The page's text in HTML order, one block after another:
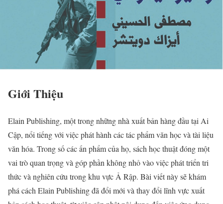
Giới Thiệu
Elain Publishing, một trong những nhà xuất bản hàng đầu tại Ai
Cập, nổi tiếng với việc phát hành các tác phẩm văn học và tài liệu
văn hóa. Trong số các ấn phẩm của họ, sách học thuật đóng một
vai trò quan trọng và góp phần không nhỏ vào việc phát triển tri
thức và nghiên cứu trong khu vực Ả Rập. Bài viết này sẽ khám
phá cách Elain Publishing đã đổi mới và thay đổi lĩnh vực xuất